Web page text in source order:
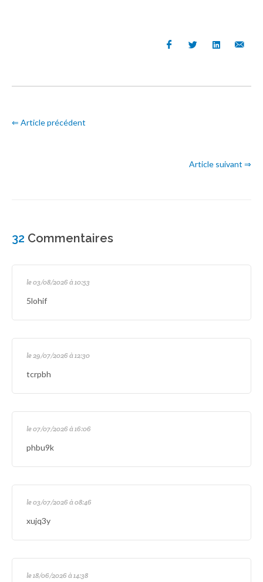
⇐ Article précédent
Article suivant ⇒
32 Commentaires
le 03/08/2026 à 10:53
5lohif
le 29/07/2026 à 12:30
tcrpbh
le 07/07/2026 à 16:06
phbu9k
le 03/07/2026 à 08:46
xujq3y
le 18/06/2026 à 14:38